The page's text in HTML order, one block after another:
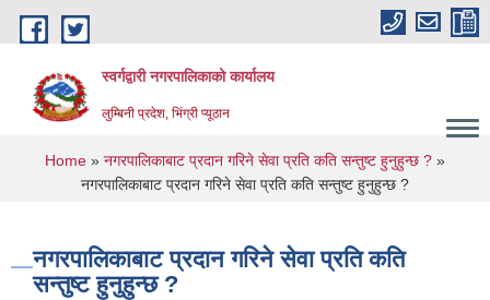
Skip to main content
स्वर्गद्वारी नगरपालिकाको कार्यालय
लुम्बिनी प्रदेश, भिंग्री प्यूठान
You are here
Home » नगरपालिकाबाट प्रदान गरिने सेवा प्रति कति सन्तुष्ट हुनुहुन्छ ? »
नगरपालिकाबाट प्रदान गरिने सेवा प्रति कति सन्तुष्ट हुनुहुन्छ ?
नगरपालिकाबाट प्रदान गरिने सेवा प्रति कति
सन्तुष्ट हुनुहुन्छ ?